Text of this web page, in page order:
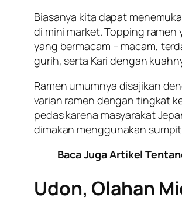
Biasanya kita dapat
di mini market.Topping ramen
yang bermacam – macam,
gurih, serta Kari dengan
Ramen umumnya disajikan
varian ramen dengan tingkat
pedas karena masyarakat
dimakan menggunakan
Baca Juga Artikel
Udon, Olahan